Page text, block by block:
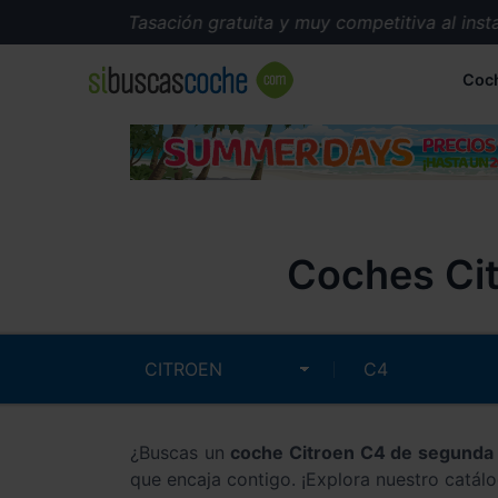
Tasación gratuita y muy competitiva al instante.
Coches
¿Buscas un coche Citroen C4 de segunda
que encaja contigo. ¡Explora nuestro